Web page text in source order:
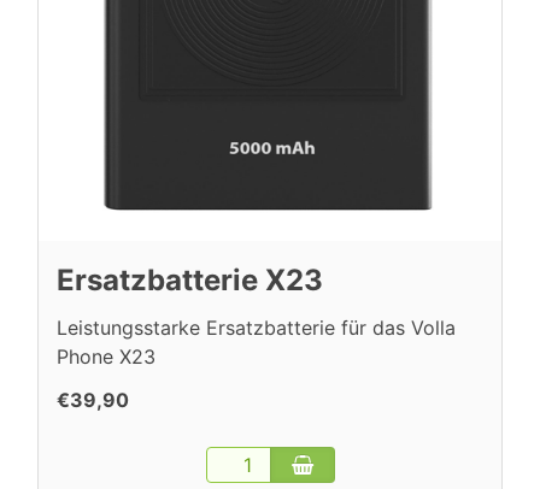
Ersatzbatterie X23
Leistungsstarke Ersatzbatterie für das Volla
Phone X23
€39,90